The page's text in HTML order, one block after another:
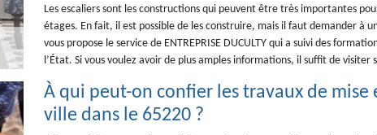
Les escaliers sont les constructions qui peuvent être très importantes
étages. En fait, il est possible de les construire, mais il faut demander à
vous propose le service de ENTREPRISE DUCULTY qui a suivi des
l’État. Si vous voulez avoir de plus amples informations, il suffit de visiter
À qui peut-on confier les travaux de mise
ville dans le 65220 ?